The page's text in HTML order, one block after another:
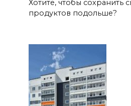
Хотите, чтобы сохранить
продуктов подольше?